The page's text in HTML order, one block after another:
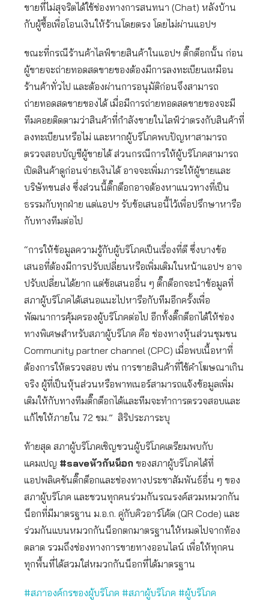
ขายที่ไม่สุจริตได้ใช้ช่องทางการสนทนา (Chat) หลังบ้าน
กับผู้ซื้อเพื่อโอนเงินให้ร้านโดยตรง โดยไม่ผ่านแอปฯ
ขณะที่กรณีร้านค้าไลฟ์ขายสินค้าในแอปฯ ติ๊กต็อกนั้น ก่อน
ผู้ขายจะถ่ายทอดสดขายของต้องมีการลงทะเบียนเหมือน
ร้านค้าทั่วไป และต้องผ่านการอนุมัติก่อนจึงสามารถ
ถ่ายทอดสดขายของได้ เมื่อมีการถ่ายทอดสดขายของจะมี
ทีมคอยติดตามว่าสินค้าที่กำลังขายในไลฟ์ว่าตรงกับสินค้าที่
ลงทะเบียนหรือไม่ และหากผู้บริโภคพบปัญหาสามารถ
ตรวจสอบบัญชีผู้ขายได้ ส่วนกรณีการให้ผู้บริโภคสามารถ
เปิดสินค้าดูก่อนจ่ายเงินได้ อาจจะเพิ่มภาระให้ผู้ขายและ
บริษัทขนส่ง ซึ่งส่วนนี้ติ๊กต็อกอาจต้องหาแนวทางที่เป็น
ธรรมกับทุกฝ่าย แต่แอปฯ รับข้อเสนอนี้ไว้เพื่อปรึกษาหารือ
กับทางทีมต่อไป
“การให้ข้อมูลความรู้กับผู้บริโภคเป็นเรื่องที่ดี ซึ่งบางข้อ
เสนอที่ต้องมีการปรับเปลี่ยนหรือเพิ่มเติมในหน้าแอปฯ อาจ
ปรับเปลี่ยนได้ยาก แต่ข้อเสนออื่น ๆ ติ๊กต็อกจะนำข้อมูลที่
สภาผู้บริโภคได้เสนอแนะไปหารือกับทีมอีกครั้งเพื่อ
พัฒนาการคุ้มครองผู้บริโภคต่อไป อีกทั้งติ๊กต็อกได้ให้ช่อง
ทางพิเศษสำหรับสภาผู้บริโภค คือ ช่องทางหุ้นส่วนชุมชน
Community partner channel (CPC) เมื่อพบเนื้อหาที่
ต้องการให้ตรวจสอบ เช่น การขายสินค้าที่ใช้คำโฆษณาเกิน
จริง ผู้ที่เป็นหุ้นส่วนหรือพาทเนอร์สามารถแจ้งข้อมูลเพิ่ม
เติมให้กับทางทีมติ๊กต็อกได้และทีมจะทำการตรวจสอบและ
แก้ไขให้ภายใน 72 ชม.” สิริประภาระบุ
ท้ายสุด สภาผู้บริโภคเชิญชวนผู้บริโภคเตรียมพบกับ
แคมเปญ #saveหัวกันน็อก ของสภาผู้บริโภคได้ที่
แอปพลิเคชันติ๊กต็อกและช่องทางประชาสัมพันธ์อื่น ๆ ของ
สภาผู้บริโภค และชวนทุกคนร่วมกันรณรงค์สวมหมวกกัน
น็อกที่มีมาตรฐาน ม.อ.ก. คู่กับคิวอาร์โค้ด (QR Code) และ
ร่วมกันแบนหมวกกันน็อกตกมาตรฐานให้หมดไปจากท้อง
ตลาด รวมถึงช่องทางการขายทางออนไลน์ เพื่อให้ทุกคน
ทุกพื้นที่ได้สวมใส่หมวกกันน็อกที่ได้มาตรฐาน
#สภาองค์กรของผู้บริโภค #สภาผู้บริโภค #ผู้บริโภค